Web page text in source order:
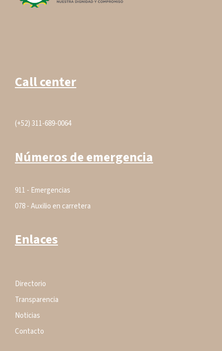
Call center
(+52) 311-689-0064
Números de emergencia
911 - Emergencias
078 - Auxilio en carretera
Enlaces
Directorio
Transparencia
Noticias
Contacto